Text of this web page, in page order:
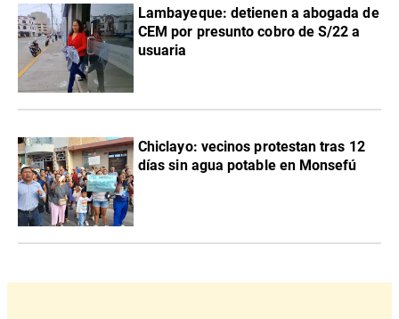
Lambayeque: detienen a abogada de
CEM por presunto cobro de S/22 a
usuaria
Chiclayo: vecinos protestan tras 12
días sin agua potable en Monsefú